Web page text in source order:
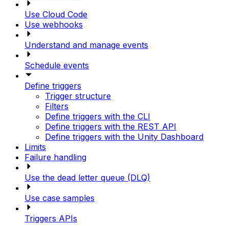
Use Cloud Code
Use webhooks
Understand and manage events
Schedule events
Define triggers
Trigger structure
Filters
Define triggers with the CLI
Define triggers with the REST API
Define triggers with the Unity Dashboard
Limits
Failure handling
Use the dead letter queue (DLQ)
Use case samples
Triggers APIs